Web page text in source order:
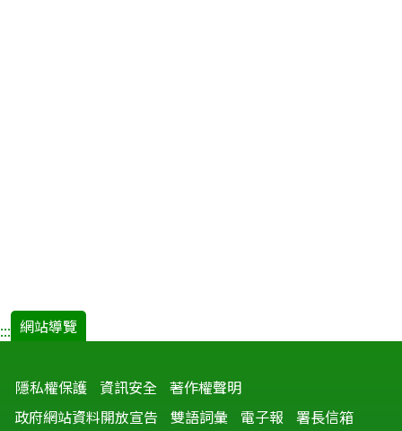
::: 網站導覽
隱私權保護 資訊安全 著作權聲明
政府網站資料開放宣告
雙語詞彙 電子報 署長信箱